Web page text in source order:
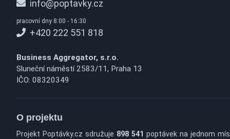
info@poptavky.cz
pracovní dny 8:00 - 16:30
+420 222 551 818
Business Aggregator, s.r.o.
Sluneční náměstí 2583/11, Praha 13
IČO: 08320349
O projektu
Projekt Poptávky.cz sdružuje 898 541 poptávek na jednom